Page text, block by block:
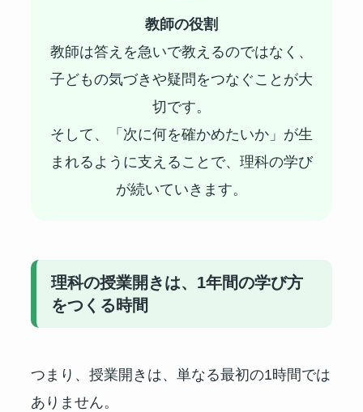
教師の役割
教師は答えを急いで教えるのではなく、
子どもの気づきや疑問をつなぐことが大
切です。
そして、「次に何を確かめたいか」が生
まれるように支えることで、理科の学び
が続いていきます。
理科の授業開きは、1年間の学び方
をつくる時間
つまり、授業開きは、単なる最初の1時間では
ありません。